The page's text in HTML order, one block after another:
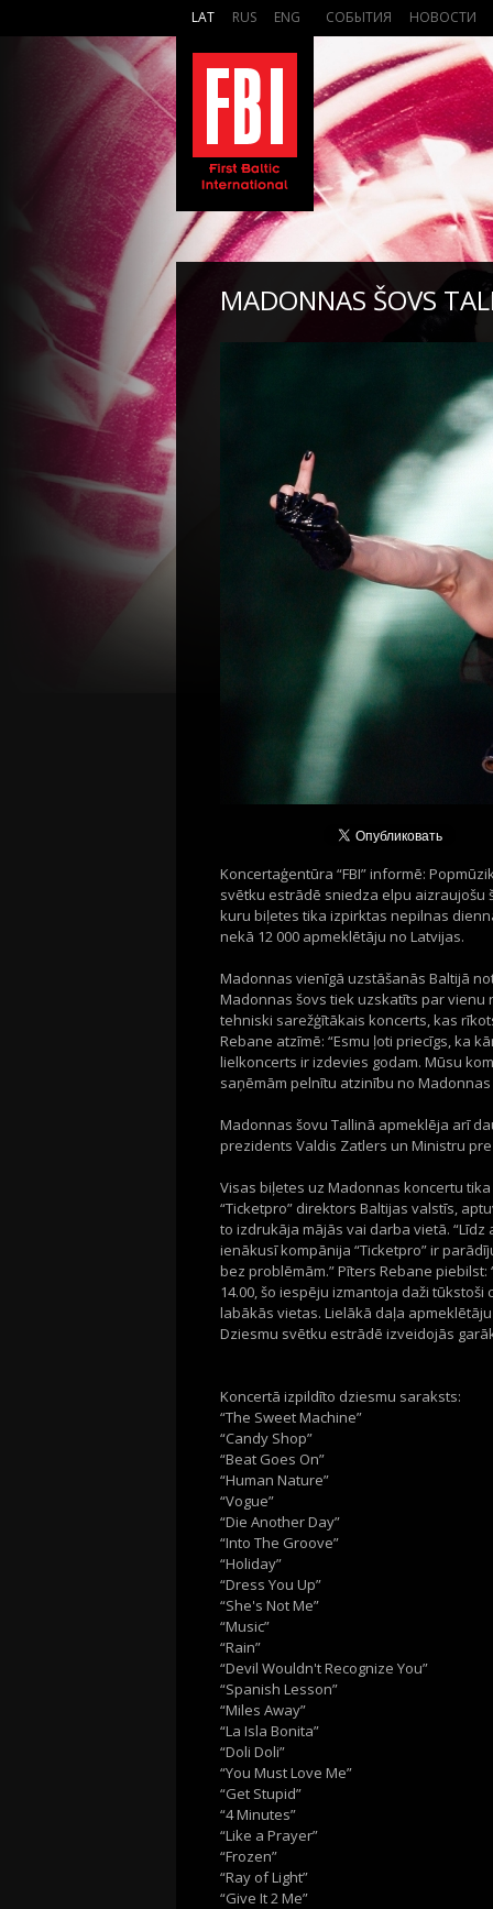
LAT RUS ENG СОБЫТИЯ НОВОСТИ
MADONNAS ŠOVS
Koncertaģentūra “FBI” informē:
svētku estrādē sniedza elpu aizraujošu
kuru biļetes tika izpirktas nepilnas
nekā 12 000 apmeklētāju no Latvijas.
Madonnas vienīgā uzstāšanās Baltijā
Madonnas šovs tiek uzskatīts par
tehniski sarežģītākais koncerts, kas
Rebane atzīmē: “Esmu ļoti priecīgs, ka
lielkoncerts ir izdevies godam. Mūsu
saņēmām pelnītu atzinību no
Madonnas šovu Tallinā apmeklēja arī
prezidents Valdis Zatlers un Ministru
Visas biļetes uz Madonnas koncertu
“Ticketpro” direktors Baltijas valstīs,
to izdrukāja mājās vai darba vietā.
ienākusī kompānija “Ticketpro” ir
bez problēmām.” Pīters Rebane
14.00, šo iespēju izmantoja daži
labākās vietas. Lielākā daļa
Dziesmu svētku estrādē izveidojās
Koncertā izpildīto dziesmu saraksts:
“The Sweet Machine”
“Candy Shop”
“Beat Goes On”
“Human Nature”
“Vogue”
“Die Another Day”
“Into The Groove”
“Holiday”
“Dress You Up”
“She's Not Me”
“Music”
“Rain”
“Devil Wouldn't Recognize You”
“Spanish Lesson”
“Miles Away”
“La Isla Bonita”
“Doli Doli”
“You Must Love Me”
“Get Stupid”
“4 Minutes”
“Like a Prayer”
“Frozen”
“Ray of Light”
“Give It 2 Me”